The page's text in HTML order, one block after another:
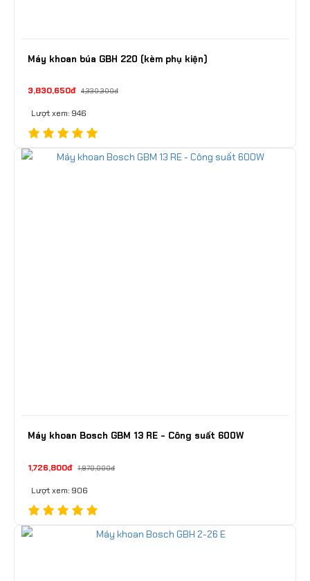
Máy khoan búa GBH 220 (kèm phụ kiện)
3,830,650đ 4,330,300đ
Lượt xem: 946
Máy khoan Bosch GBM 13 RE - Công suất 600W
1,726,800đ 1,870,000đ
Lượt xem: 906